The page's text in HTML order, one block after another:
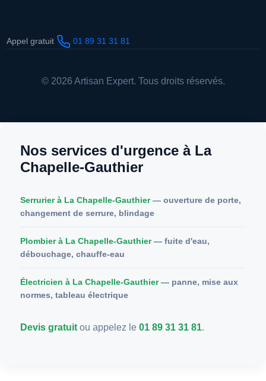
Appel gratuit 01 89 31 31 81
© 2026 Artisan Expert. Tous droits réservés.
Nos services d'urgence à La
Chapelle-Gauthier
Serrurier à La Chapelle-Gauthier— ouverture de porte,
changement de serrure, blindage
Plombier à La Chapelle-Gauthier— fuite d'eau,
débouchage, chauffe-eau
Électricien à La Chapelle-Gauthier— panne, mise aux
normes, tableau électrique
Devis gratuit ou appelez le 01 89 31 31 81.